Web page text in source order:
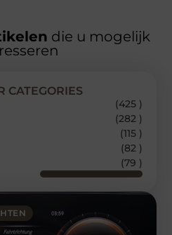
die u mogelijk
CATEGORIES
(425 )
(282 )
(115 )
(82 )
(79 )